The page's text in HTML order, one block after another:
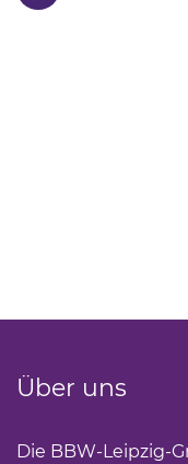
Über uns
Die BBW-Leipzig-